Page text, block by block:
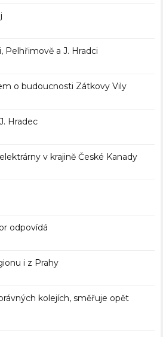
Pelhřimově a J. Hradci
o budoucnosti Zátkovy Vily
Hradec
v krajině České Kanady
odpovídá
i z Prahy
kolejích, směřuje opět